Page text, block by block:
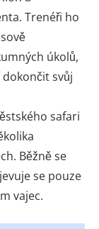
Trenéři ho
úkolů,
svůj
safari
Běžně se
se pouze
vajec.